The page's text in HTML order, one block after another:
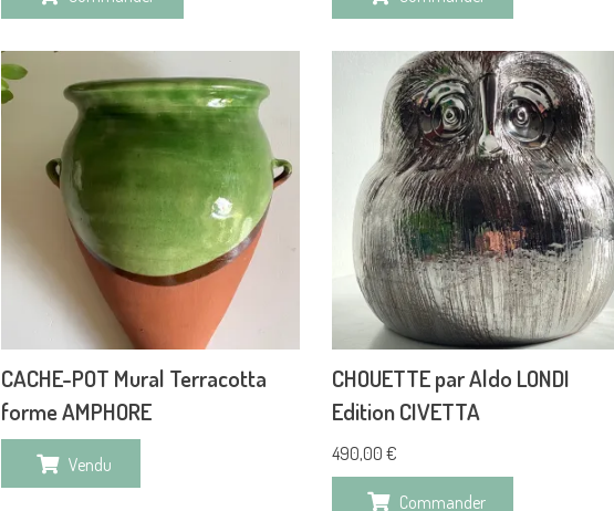
CACHE-POT Mural Terracotta
forme AMPHORE
Vendu
CHOUETTE par Aldo LONDI
Edition CIVETTA
490,00 €
Commander